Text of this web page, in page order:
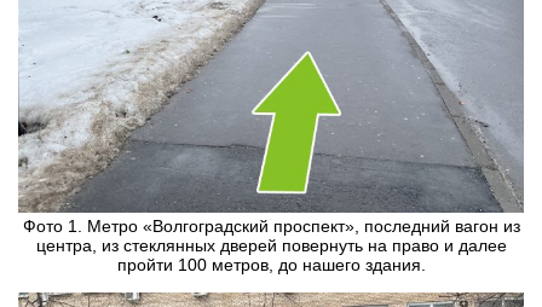
Фото 1. Метро «Волгоградский проспект», последний вагон из
центра, из стеклянных дверей повернуть на право и далее
пройти 100 метров, до нашего здания.